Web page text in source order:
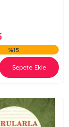
%15
Sepete Ekle